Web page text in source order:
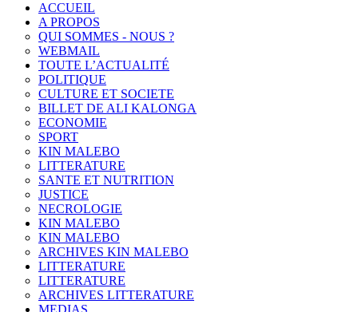
ACCUEIL
A PROPOS
QUI SOMMES - NOUS ?
WEBMAIL
TOUTE L’ACTUALITÉ
POLITIQUE
CULTURE ET SOCIETE
BILLET DE ALI KALONGA
ECONOMIE
SPORT
KIN MALEBO
LITTERATURE
SANTE ET NUTRITION
JUSTICE
NECROLOGIE
KIN MALEBO
KIN MALEBO
ARCHIVES KIN MALEBO
LITTERATURE
LITTERATURE
ARCHIVES LITTERATURE
MEDIAS